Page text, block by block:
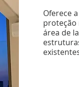
Oferece
proteção
área de